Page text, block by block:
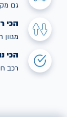
גם
הכי
הכי
רכב